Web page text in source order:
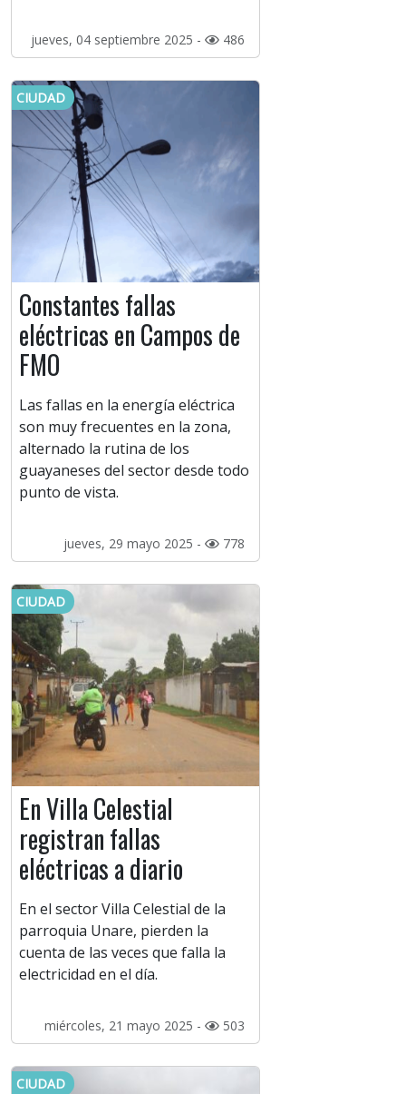
jueves, 04 septiembre 2025 - 486
CIUDAD
Constantes fallas
eléctricas en Campos de
FMO
Las fallas en la energía eléctrica
son muy frecuentes en la zona,
alternado la rutina de los
guayaneses del sector desde todo
punto de vista.
jueves, 29 mayo 2025 - 778
CIUDAD
En Villa Celestial
registran fallas
eléctricas a diario
En el sector Villa Celestial de la
parroquia Unare, pierden la
cuenta de las veces que falla la
electricidad en el día.
miércoles, 21 mayo 2025 - 503
CIUDAD